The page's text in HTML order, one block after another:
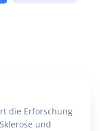
die Erforschung
und